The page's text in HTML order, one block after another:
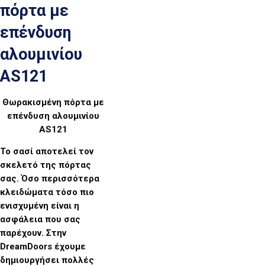
πόρτα με
επένδυση
αλουμινίου
AS121
Θωρακισμένη πόρτα με
επένδυση αλουμινίου
AS121
Το σασί αποτελεί τον
σκελετό της πόρτας
σας. Όσο περισσότερα
κλειδώματα τόσο πιο
ενισχυμένη είναι η
ασφάλεια που σας
παρέχουν. Στην
DreamDoors έχουμε
δημιουργήσει πολλές